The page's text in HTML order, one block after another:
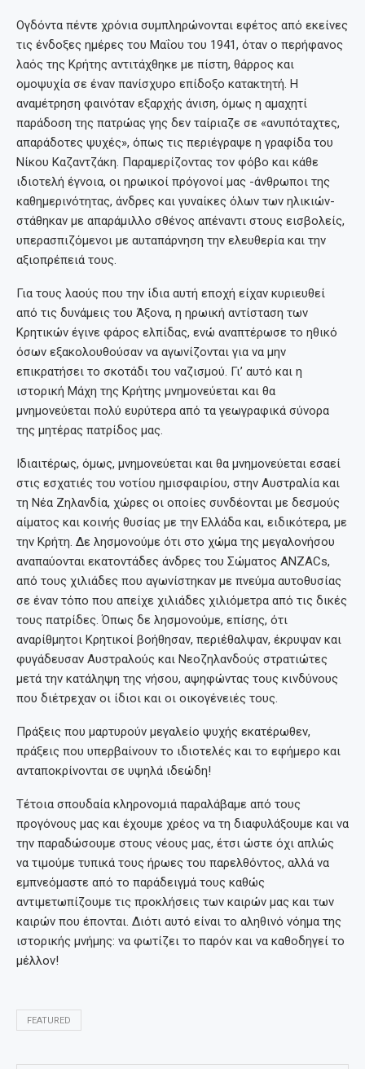
Ογδόντα πέντε χρόνια συμπληρώνονται εφέτος από εκείνες
τις ένδοξες ημέρες του Μαΐου του 1941, όταν ο περήφανος
λαός της Κρήτης αντιτάχθηκε με πίστη, θάρρος και
ομοψυχία σε έναν πανίσχυρο επίδοξο κατακτητή. Η
αναμέτρηση φαινόταν εξαρχής άνιση, όμως η αμαχητί
παράδοση της πατρώας γης δεν ταίριαζε σε «ανυπόταχτες,
απαράδοτες ψυχές», όπως τις περιέγραψε η γραφίδα του
Νίκου Καζαντζάκη. Παραμερίζοντας τον φόβο και κάθε
ιδιοτελή έγνοια, οι ηρωικοί πρόγονοί μας -άνθρωποι της
καθημερινότητας, άνδρες και γυναίκες όλων των ηλικιών-
στάθηκαν με απαράμιλλο σθένος απέναντι στους εισβολείς,
υπερασπιζόμενοι με αυταπάρνηση την ελευθερία και την
αξιοπρέπειά τους.
Για τους λαούς που την ίδια αυτή εποχή είχαν κυριευθεί
από τις δυνάμεις του Άξονα, η ηρωική αντίσταση των
Κρητικών έγινε φάρος ελπίδας, ενώ αναπτέρωσε το ηθικό
όσων εξακολουθούσαν να αγωνίζονται για να μην
επικρατήσει το σκοτάδι του ναζισμού. Γι’ αυτό και η
ιστορική Μάχη της Κρήτης μνημονεύεται και θα
μνημονεύεται πολύ ευρύτερα από τα γεωγραφικά σύνορα
της μητέρας πατρίδος μας.
Ιδιαιτέρως, όμως, μνημονεύεται και θα μνημονεύεται εσαεί
στις εσχατιές του νοτίου ημισφαιρίου, στην Αυστραλία και
τη Νέα Ζηλανδία, χώρες οι οποίες συνδέονται με δεσμούς
αίματος και κοινής θυσίας με την Ελλάδα και, ειδικότερα, με
την Κρήτη. Δε λησμονούμε ότι στο χώμα της μεγαλονήσου
αναπαύονται εκατοντάδες άνδρες του Σώματος ANZACs,
από τους χιλιάδες που αγωνίστηκαν με πνεύμα αυτοθυσίας
σε έναν τόπο που απείχε χιλιάδες χιλιόμετρα από τις δικές
τους πατρίδες. Όπως δε λησμονούμε, επίσης, ότι
αναρίθμητοι Κρητικοί βοήθησαν, περιέθαλψαν, έκρυψαν και
φυγάδευσαν Αυστραλούς και Νεοζηλανδούς στρατιώτες
μετά την κατάληψη της νήσου, αψηφώντας τους κινδύνους
που διέτρεχαν οι ίδιοι και οι οικογένειές τους.
Πράξεις που μαρτυρούν μεγαλείο ψυχής εκατέρωθεν,
πράξεις που υπερβαίνουν το ιδιοτελές και το εφήμερο και
ανταποκρίνονται σε υψηλά ιδεώδη!
Τέτοια σπουδαία κληρονομιά παραλάβαμε από τους
προγόνους μας και έχουμε χρέος να τη διαφυλάξουμε και να
την παραδώσουμε στους νέους μας, έτσι ώστε όχι απλώς
να τιμούμε τυπικά τους ήρωες του παρελθόντος, αλλά να
εμπνεόμαστε από το παράδειγμά τους καθώς
αντιμετωπίζουμε τις προκλήσεις των καιρών μας και των
καιρών που έπονται. Διότι αυτό είναι το αληθινό νόημα της
ιστορικής μνήμης: να φωτίζει το παρόν και να καθοδηγεί το
μέλλον!
FEATURED